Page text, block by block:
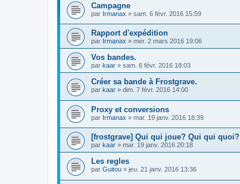
Campagne
par Irmanax » sam. 6 févr. 2016 15:59
Rapport d'expédition
par Irmanax » mer. 2 mars 2016 19:06
Vos bandes.
par kaar » sam. 6 févr. 2016 18:03
Créer sa bande à Frostgrave.
par kaar » dim. 7 févr. 2016 14:00
Proxy et conversions
par Irmanax » mar. 19 janv. 2016 18:39
[frostgrave] Qui qui joue? Qui qui quoi?
par kaar » mar. 19 janv. 2016 20:18
Les regles
par Guitou » jeu. 21 janv. 2016 13:36